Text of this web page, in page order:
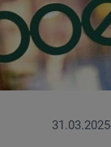
31.03.2025